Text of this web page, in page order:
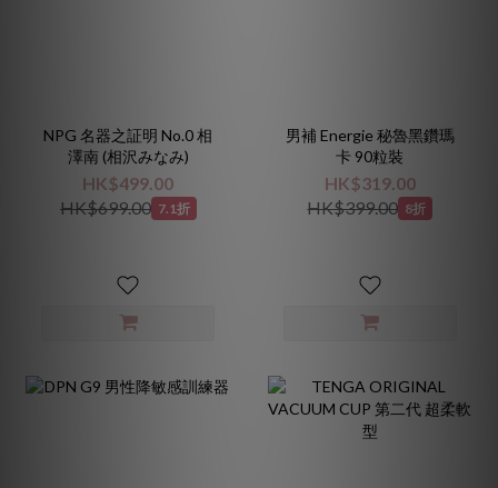
NPG 名器之証明 No.0 相
澤南 (相沢みなみ)
HK$499.00
HK$699.00 7.1折
男補 Energie 秘魯黑鑽瑪
卡 90粒裝
HK$319.00
HK$399.00 8折